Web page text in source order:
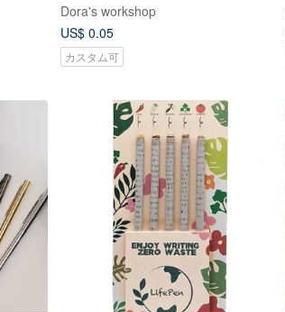
Dora's workshop
US$ 0.05
カスタム可